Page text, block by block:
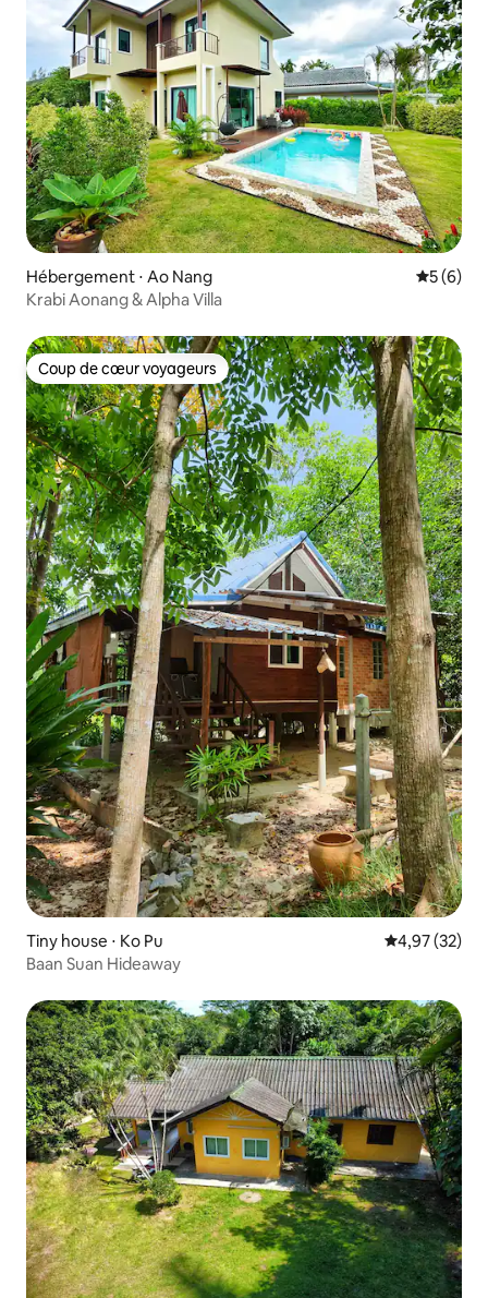
Hébergement ⋅ Ao Nang
5 (6)
Krabi Aonang & Alpha Villa
Coup de cœur voyageurs
Coup de cœur voyageurs
Tiny house ⋅ Ko Pu Évaluation
4,97 (32)
Baan Suan Hideaway